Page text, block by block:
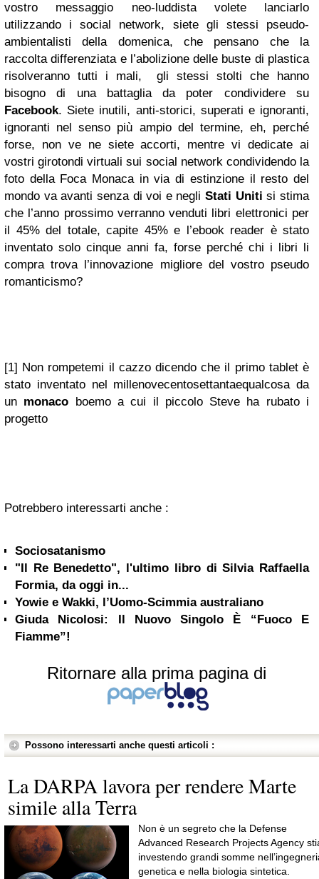
vostro messaggio neo-luddista volete lanciarlo
utilizzando i social network, siete gli stessi pseudo-
ambientalisti della domenica, che pensano che la
raccolta differenziata e l’abolizione delle buste di plastica
risolveranno tutti i mali, gli stessi stolti che hanno
bisogno di una battaglia da poter condividere su
Facebook. Siete inutili, anti-storici, superati e ignoranti,
ignoranti nel senso più ampio del termine, eh, perché
forse, non ve ne siete accorti, mentre vi dedicate ai
vostri girotondi virtuali sui social network condividendo la
foto della Foca Monaca in via di estinzione il resto del
mondo va avanti senza di voi e negliStati Uniti si stima
che l’anno prossimo verranno venduti libri elettronici per
il 45% del totale, capite 45% e l’ebook reader è stato
inventato solo cinque anni fa, forse perché chi i libri li
compra trova l’innovazione migliore del vostro pseudo
romanticismo?
[1] Non rompetemi il cazzo dicendo che il primo tablet è
stato inventato nel millenovecentosettantaequalcosa da
un monaco boemo a cui il piccolo Steve ha rubato i
progetto
Potrebbero interessarti anche :
Sociosatanismo
"Il Re Benedetto", l'ultimo libro di Silvia Raffaella
Formia, da oggi in...
Yowie e Wakki, l’Uomo-Scimmia australiano
Giuda Nicolosi: Il Nuovo Singolo È “Fuoco E
Fiamme”!
Ritornare alla prima pagina di
Possono interessarti anche questi articoli :
La DARPA lavora per rendere Marte
simile alla Terra
Non è un segreto che la Defense
Advanced Research Projects Agency
investendo grandi somme
genetica e nella biologia sintetica.